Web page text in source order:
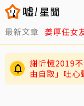
最新文章 姜厚任女
老高與小茉新
字 網驚：直